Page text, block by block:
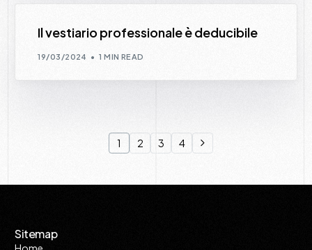
Il vestiario professionale è deducibile
19/03/2024 1 MIN READ
1 2 3 4
Sitemap